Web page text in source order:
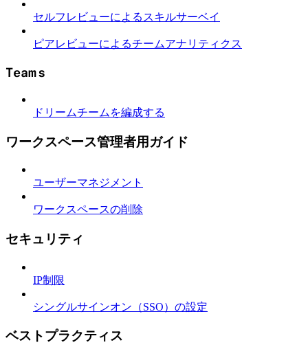
セルフレビューによるスキルサーベイ
ピアレビューによるチームアナリティクス
Teams
ドリームチームを編成する
ワークスペース管理者用ガイド
ユーザーマネジメント
ワークスペースの削除
セキュリティ
IP制限
シングルサインオン（SSO）の設定
ベストプラクティス